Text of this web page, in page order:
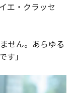
エ・クラッセ
せん。あらゆる
す」